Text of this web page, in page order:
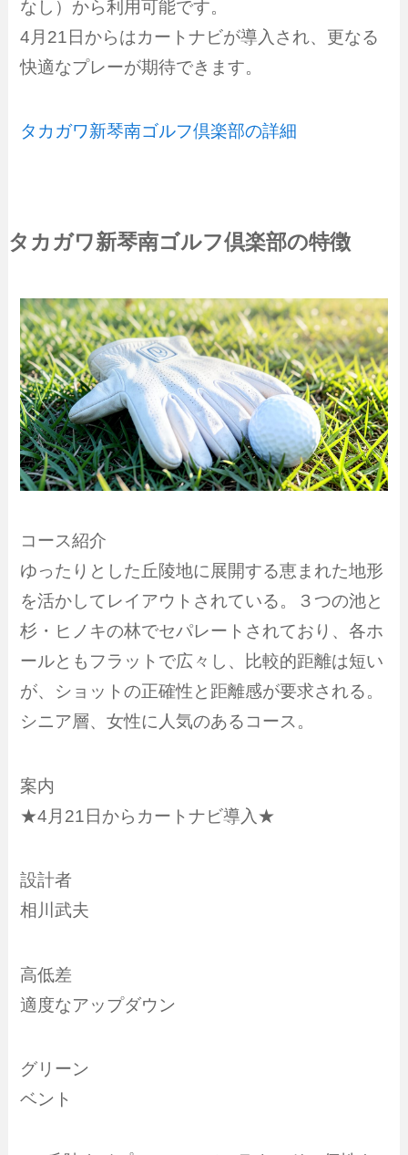
なし）から利用可能です。
4月21日からはカートナビが導入され、更なる
快適なプレーが期待できます。
タカガワ新琴南ゴルフ倶楽部の詳細
タカガワ新琴南ゴルフ倶楽部の特徴
コース紹介
ゆったりとした丘陵地に展開する恵まれた地形
を活かしてレイアウトされている。３つの池と
杉・ヒノキの林でセパレートされており、各ホ
ールともフラットで広々し、比較的距離は短い
が、ショットの正確性と距離感が要求される。
シニア層、女性に人気のあるコース。
案内
★4月21日からカートナビ導入★
設計者
相川武夫
高低差
適度なアップダウン
グリーン
ベント